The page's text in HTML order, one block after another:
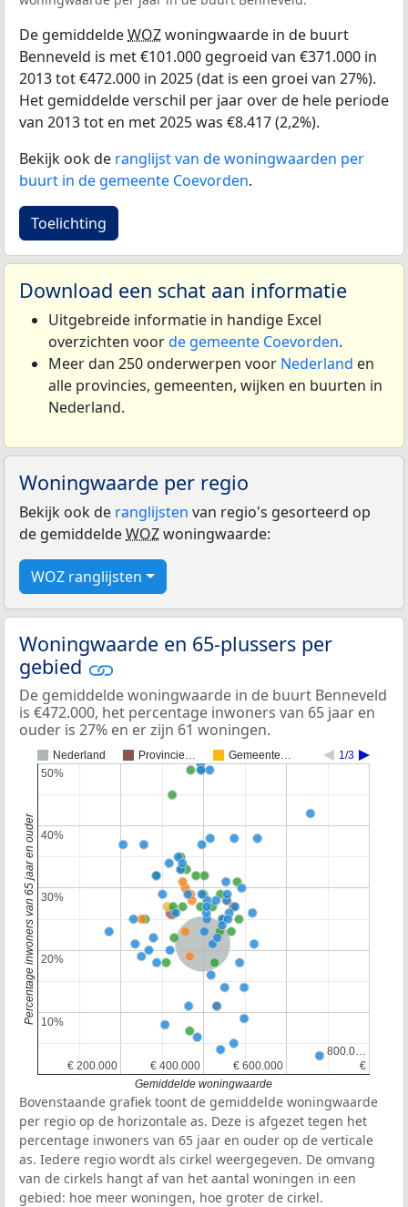
De gemiddeldeWOZwoningwaarde in de buurt
Benneveld is met €101.000 gegroeid van €371.000 in
2013 tot €472.000 in 2025 (dat is een groei van 27%).
Het gemiddelde verschil per jaar over de hele periode
van 2013 tot en met 2025 was €8.417 (2,2%).
Bekijk ook de ranglijst van de woningwaarden per
buurt in de gemeente Coevorden.
Toelichting
Download een schat aan informatie
Uitgebreide informatie in handige Excel
overzichten voorde gemeente Coevorden.
Meer dan 250 onderwerpen voor Nederland en
alle provincies, gemeenten, wijken en buurten in
Nederland.
Woningwaarde per regio
Bekijk ook de ranglijsten van regio's gesorteerd op
de gemiddeldeWOZwoningwaarde:
WOZ ranglijsten
Woningwaarde en 65-plussers per
gebied
De gemiddelde woningwaarde in de buurt Benneveld
is €472.000, het percentage inwoners van 65 jaar en
ouder is 27% en er zijn 61 woningen.
Nederland Provincie… Gemeente… 1/3
Nederland
€ 200.000
€ 200.000 € 400.000
€ 400.000 € 600.000
€ 600.000 €
€
800.0…
800.0…
10%
10%
20%
20%
30%
30%
40%
40%
50%
50%
Gemiddelde woningwaarde
Percentage inwoners van 65 jaar en ouder
Bovenstaande grafiek toont de gemiddelde woningwaarde
per regio op de horizontale as. Deze is afgezet tegen het
percentage inwoners van 65 jaar en ouder op de verticale
as. Iedere regio wordt als cirkel weergegeven. De omvang
van de cirkels hangt af van het aantal woningen in een
gebied: hoe meer woningen, hoe groter de cirkel.